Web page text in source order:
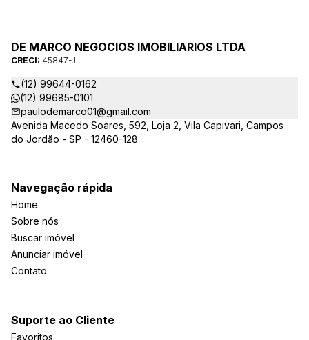
DE MARCO NEGOCIOS IMOBILIARIOS LTDA
CRECI: 45847-J
(12) 99644-0162
(12) 99685-0101
paulodemarco01@gmail.com
Avenida Macedo Soares, 592, Loja 2, Vila Capivari, Campos
do Jordão - SP - 12460-128
Navegação rápida
Home
Sobre nós
Buscar imóvel
Anunciar imóvel
Contato
Suporte ao Cliente
Favoritos